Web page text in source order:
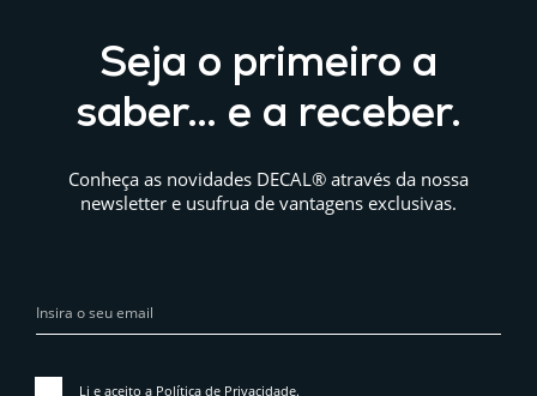
Seja o primeiro a
saber… e a receber.
Conheça as novidades DECAL® através da nossa
newsletter e usufrua de vantagens exclusivas.
Li e aceito a Política de Privacidade.